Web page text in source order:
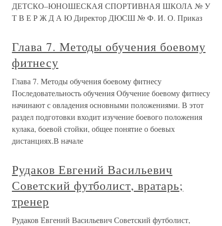
ДЕТСКО–ЮНОШЕСКАЯ СПОРТИВНАЯ ШКОЛА № У
Т В Е Р Ж Д А Ю Директор ДЮСШ № Ф. И. О. Приказ
Глава 7. Методы обучения боевому
фитнесу
Глава 7. Методы обучения боевому фитнесу
Последовательность обучения Обучение боевому фитнесу
начинают с овладения основными положениями. В этот
раздел подготовки входит изучение боевого положения
кулака, боевой стойки, общее понятие о боевых
дистанциях.В начале
Рудаков Евгений Васильевич
Советский футболист, вратарь;
тренер
Рудаков Евгений Васильевич Советский футболист,